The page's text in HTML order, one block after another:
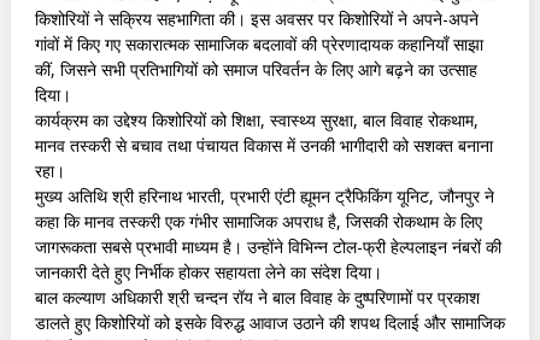
किशोरियों ने सक्रिय सहभागिता की। इस अवसर पर किशोरियों ने अपने-अपने
गांवों में किए गए सकारात्मक सामाजिक बदलावों की प्रेरणादायक कहानियाँ साझा
कीं, जिसने सभी प्रतिभागियों को समाज परिवर्तन के लिए आगे बढ़ने का उत्साह
दिया।
कार्यक्रम का उद्देश्य किशोरियों को शिक्षा, स्वास्थ्य सुरक्षा, बाल विवाह रोकथाम,
मानव तस्करी से बचाव तथा पंचायत विकास में उनकी भागीदारी को सशक्त बनाना
रहा।
मुख्य अतिथि श्री हरिनाथ भारती, प्रभारी एंटी ह्यूमन ट्रैफिकिंग यूनिट, जौनपुर ने
कहा कि मानव तस्करी एक गंभीर सामाजिक अपराध है, जिसकी रोकथाम के लिए
जागरूकता सबसे प्रभावी माध्यम है। उन्होंने विभिन्न टोल-फ्री हेल्पलाइन नंबरों की
जानकारी देते हुए निर्भीक होकर सहायता लेने का संदेश दिया।
बाल कल्याण अधिकारी श्री चन्दन रॉय ने बाल विवाह के दुष्परिणामों पर प्रकाश
डालते हुए किशोरियों को इसके विरुद्ध आवाज उठाने की शपथ दिलाई और सामाजिक